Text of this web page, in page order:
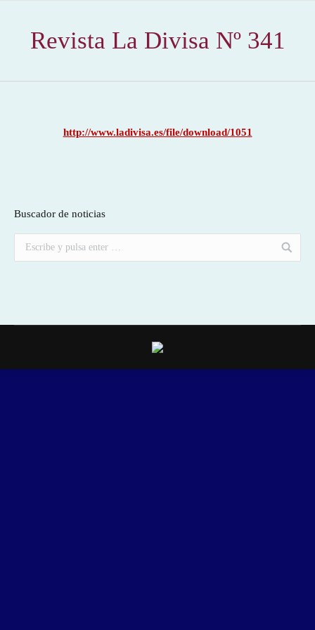
Revista La Divisa Nº 341
http://www.ladivisa.es/file/download/1051
Buscador de noticias